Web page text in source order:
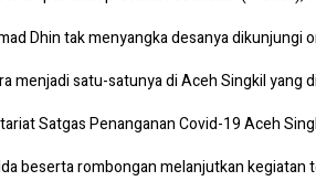
Dhin tak menyangka desanya dikunjungi
menjadi satu-satunya di Aceh Singkil yang
Satgas Penanganan Covid-19 Aceh
beserta rombongan melanjutkan